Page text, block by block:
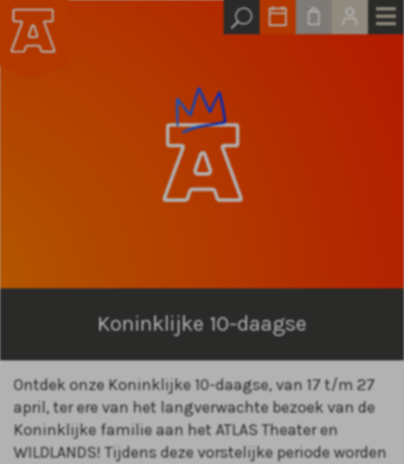
Koninklijke 10-daagse
Ontdek onze Koninklijke 10-daagse, van 17 t/m 27
april, ter ere van het langverwachte bezoek van de
Koninklijke familie aan het ATLAS Theater en
WILDLANDS! Tijdens deze vorstelijke periode worden